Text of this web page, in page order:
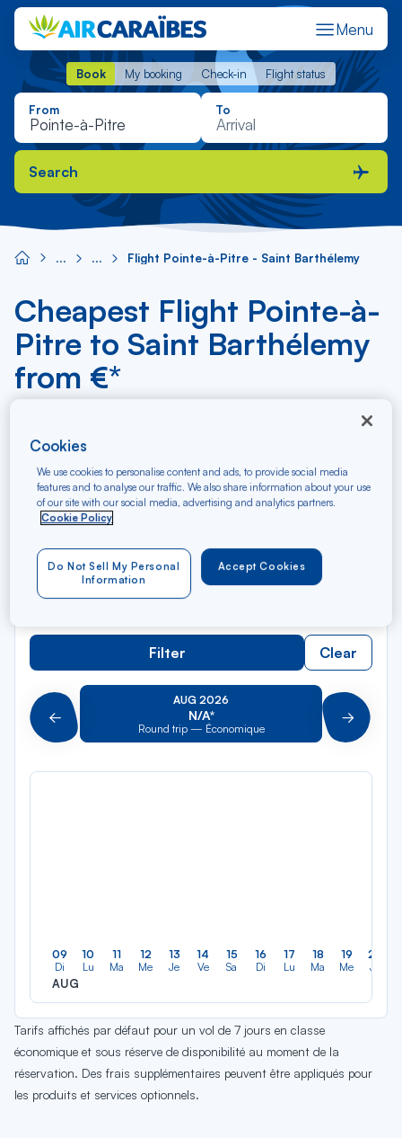
Menu
Book My booking Check-in Flight status
Book My booking Check-in Flight status
From To
Search
Flight Pointe-à-Pitre - Saint Barthélemy
Cheapest Flight Pointe-à-
Pitre to Saint Barthélemy
from €*
From
Pointe-à-Pitre
To
Arriving at
Type of travel
Round trip One way
Filter Clear
Précédent
AUG 2026
N/A*
Round trip — Économique Suivant
09
Di
AUG
10
Lu
11
Ma
12
Me
13
Je
14
Ve
15
Sa
16
Di
17
Lu
18
Ma
19
Me
20
Je
Tarifs affichés par défaut pour un vol de 7 jours en classe
économique et sous réserve de disponibilité au moment de la
réservation. Des frais supplémentaires peuvent être appliqués pour
les produits et services optionnels.
Cookies
We use cookies to personalise content and ads, to provide social media
features and to analyse our traffic. We also share information about your use
of our site with our social media, advertising and analytics partners.
Cookie Policy
Accept Cookies
Do Not Sell My Personal
Information